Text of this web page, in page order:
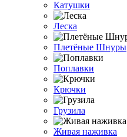
Катушки
Леска
Плетёные Шнуры
Поплавки
Крючки
Грузила
Живая наживка